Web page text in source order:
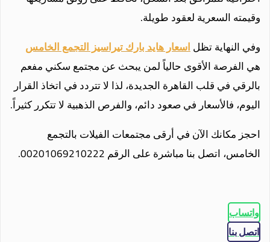
وقيمته السعرية لعقود طويلة.
وفي النهاية تظلاسعار هايد بارك تيراسيز التجمع الخامس
هي الفرصة الأقوى حالياً لمن يبحث عن مجتمع سكني مفعم
بالرقي في قلب القاهرة الجديدة، لذا لا تتردد في اتخاذ القرار
اليوم، فالأسعار في صعود دائم، والفرص الذهبية لا تتكرر كثيراً.
احجز مكانك الآن في أرقى مجتمعات الفيلات بالتجمع
الخامس، اتصل بنا مباشرة على الرقم 00201069210222.
واتساب
اتصل بنا